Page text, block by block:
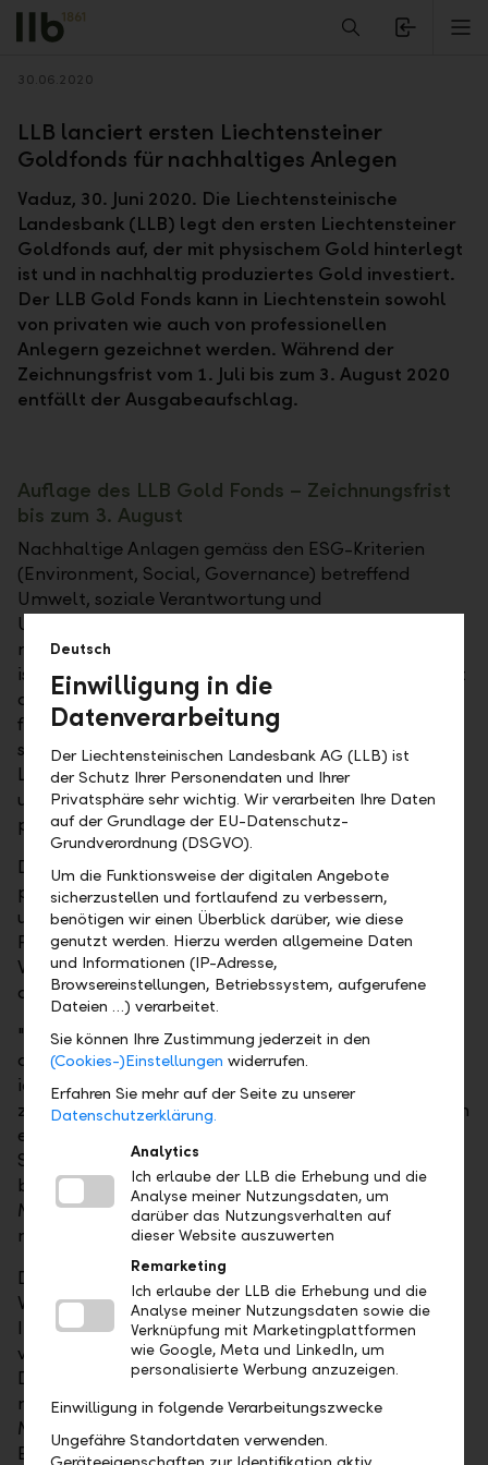
Alerts.Headline
Zurück
30.06.2020
LLB lanciert ersten Liechtensteiner
Goldfonds für nachhaltiges Anlegen
Vaduz, 30. Juni 2020. Die Liechtensteinische
Landesbank (LLB) legt den ersten Liechtensteiner
Goldfonds auf, der mit physischem Gold hinterlegt
ist und in nachhaltig produziertes Gold investiert.
Der LLB Gold Fonds kann in Liechtenstein sowohl
von privaten wie auch von professionellen
Anlegern gezeichnet werden. Während der
Zeichnungsfrist vom 1. Juli bis zum 3. August 2020
entfällt der Ausgabeaufschlag.
Auflage des LLB Gold Fonds – Zeichnungsfrist
bis zum 3. August
Nachhaltige Anlagen gemäss den ESG-Kriterien
(Environment, Social, Governance) betreffend
Umwelt, soziale Verantwortung und
Unternehmensführung werden von Anlegern immer
mehr berücksichtigt. Die Nachfrage nach Sicherheit
ist zudem gerade in Krisenzeiten besonders gross. Mit
dem LLB Gold Fonds bietet die LLB die Möglichkeit
für ein entsprechendes nachhaltiges Investment. Er
steht privaten wie auch professionellen Anlegern in
Liechtenstein offen. In der Schweiz, in Deutschland
und in Österreich ist der Fonds nur qualifizierten /
professionellen Anlegern zugänglich.
Der neue LLB-Fonds investiert in nachhaltig
produziertes Gold. Das Gold ist physisch hinterlegt
und lagert in Tresoren der LLB in Vaduz. Die
Fondsanteile können täglich gehandelt werden. Auf
Wunsch ist bei Veräusserung der Anteile das Gold
auch physisch in 1-Kilo-Stückelungen beziehbar.
"Gold eignet sich dank der tiefen Korrelation zu
anderen Anlageklassen und seiner Krisenresistenz als
ideale Ergänzung in einem Anlageportfolio. Es ist
zudem eine beliebte Realwertanlage und bietet auch
einen gewissen Schutz bei Inflation", wie Bernhard
Schmitt die Vorteile eines solchen Goldinvestments
beurteilt. Er ist Leiter Equity & Multi Manager
Management und designierter Fondsmanager des
neuen LLB-Anlagefonds.
Die LLB-Gruppe verfügt als langjährige
Vermögensverwalterin über nachhaltige
Investment-prozesse und analysiert die
verschiedenen nachhaltigen Goldstandards laufend.
Das Gold, in das der neue LLB-Fonds investiert, ist
nachhaltig produziert. Dabei ist der Schutz von
Menschen und Umwelt absolut zentral. Die
Einhaltung der entsprechenden Gesetze im Förder-
Deutsch
Einwilligung in die
Datenverarbeitung
Der Liechtensteinischen Landesbank AG (LLB) ist
der Schutz Ihrer Personendaten und Ihrer
Privatsphäre sehr wichtig. Wir verarbeiten Ihre Daten
auf der Grundlage der EU-Datenschutz-
Grundverordnung (DSGVO).
Um die Funktionsweise der digitalen Angebote
sicherzustellen und fortlaufend zu verbessern,
benötigen wir einen Überblick darüber, wie diese
genutzt werden. Hierzu werden allgemeine Daten
und Informationen (IP-Adresse,
Browsereinstellungen, Betriebssystem, aufgerufene
Dateien …) verarbeitet.
Sie können Ihre Zustimmung jederzeit in den
(Cookies-)Einstellungen widerrufen.
Erfahren Sie mehr auf der Seite zu unserer
Datenschutzerklärung.
Analytics
Ich erlaube der LLB die Erhebung und die
Analyse meiner Nutzungsdaten, um
darüber das Nutzungsverhalten auf
dieser Website auszuwerten
Remarketing
Ich erlaube der LLB die Erhebung und die
Analyse meiner Nutzungsdaten sowie die
Verknüpfung mit Marketingplattformen
wie Google, Meta und LinkedIn, um
personalisierte Werbung anzuzeigen.
Einwilligung in folgende Verarbeitungszwecke
Ungefähre Standortdaten verwenden.